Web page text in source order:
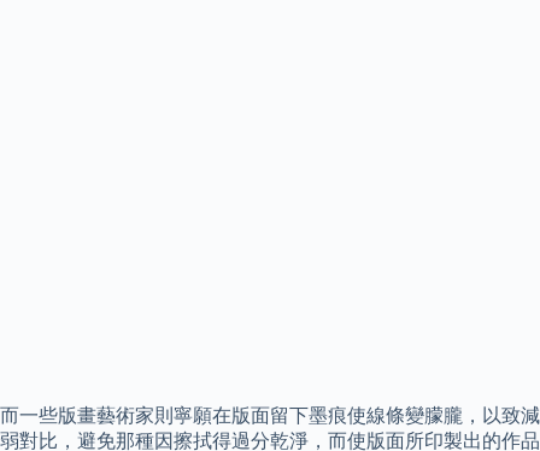
而一些版畫藝術家則寧願在版面留下墨痕使線條變朦朧，以致減
弱對比，避免那種因擦拭得過分乾淨，而使版面所印製出的作品